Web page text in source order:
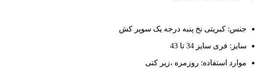
جنس: کبریتی نخ پنبه درجه یک سوپر کش
سایز: فری سایز 34 تا 43
موارد استفاده: روزمره ،زیر کتی